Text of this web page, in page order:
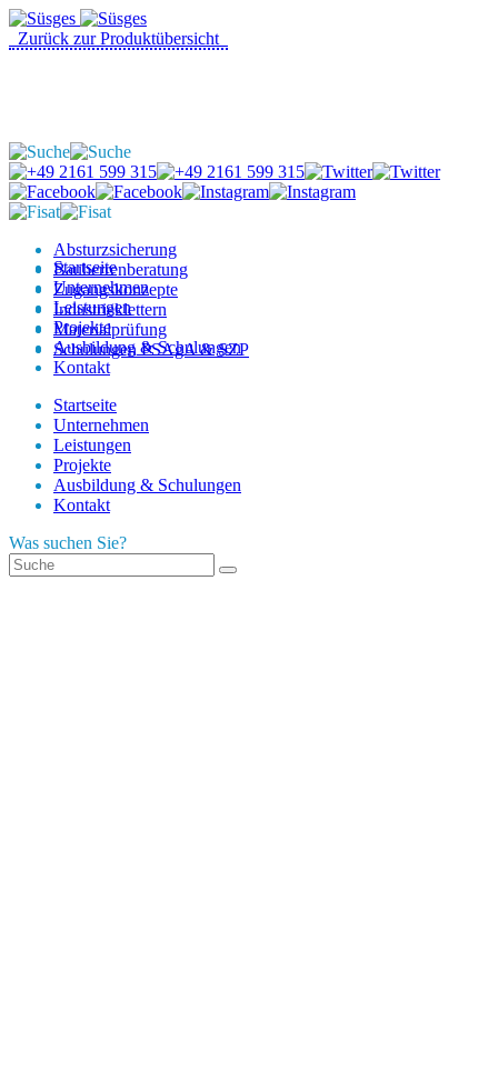
Absturzsicherung
Bauherrenberatung
Zugangskonzepte
Industrieklettern
Materialprüfung
Schulungen PSAgA & SZP
Startseite
Unternehmen
Leistungen
Projekte
Ausbildung & Schulungen
Kontakt
Startseite
Unternehmen
Leistungen
Projekte
Ausbildung & Schulungen
Kontakt
Was suchen Sie?
Zurück zur Produktübersicht